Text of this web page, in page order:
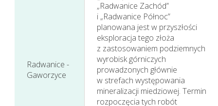
Działania w sferze
zagadnień
Radwanice -
Gaworzyce
„Radwanice Zachód”
i „Radwanice Północ”
planowana jest w przyszłości
eksploracja tego złoża
z zastosowaniem podziemnych
wyrobisk górniczych
prowadzonych głównie
w strefach występowania
mineralizacji miedziowej. Termin
rozpoczęcia tych robót